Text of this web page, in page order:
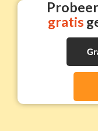
gratis